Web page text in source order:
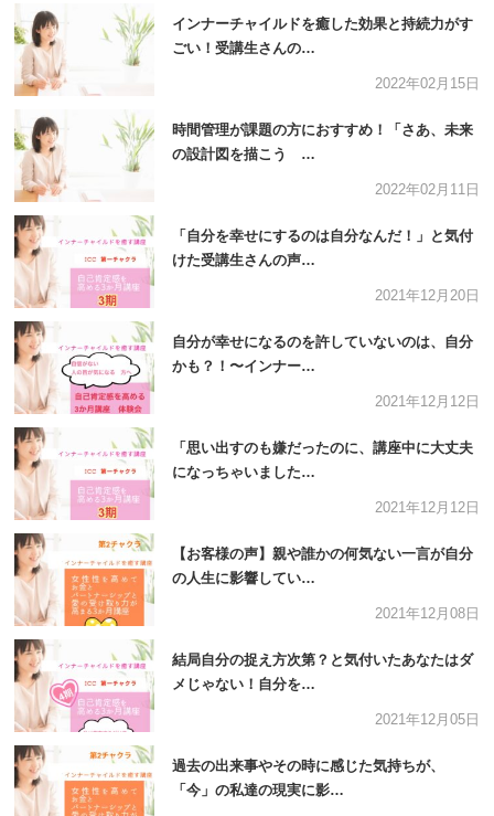
インナーチャイルドを癒した効果と持続力がす
ごい！受講生さんの…
2022年02月15日
時間管理が課題の方におすすめ！「さあ、未来
の設計図を描こう …
2022年02月11日
「自分を幸せにするのは自分なんだ！」と気付
けた受講生さんの声…
2021年12月20日
自分が幸せになるのを許していないのは、自分
かも？！〜インナー…
2021年12月12日
「思い出すのも嫌だったのに、講座中に大丈夫
になっちゃいました…
2021年12月12日
【お客様の声】親や誰かの何気ない一言が自分
の人生に影響してい…
2021年12月08日
結局自分の捉え方次第？と気付いたあなたはダ
メじゃない！自分を…
2021年12月05日
過去の出来事やその時に感じた気持ちが、
「今」の私達の現実に影…